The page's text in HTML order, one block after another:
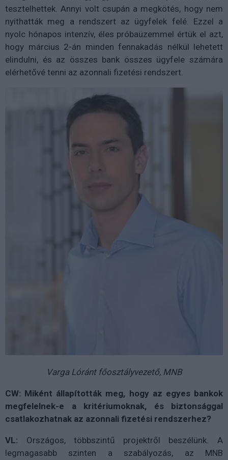
tesztelhettek. Annyi volt csupán a megkötés, hogy nem
nyithatták meg a rendszert az ügyfelek felé. Ezzel a
nyolc hónapos intenzív, éles próbaüzemmel értük el azt,
hogy március 2-án minden fennakadás nélkül lehetett
elindulni, és az összes bank összes ügyfele számára
elérhetővé tenni az azonnali fizetési rendszert.
Varga Lóránt főosztályvezető, MNB
CW: Miként állapították meg, hogy az egyes bankok
megfelelnek-e a kritériumoknak, és biztonsággal
csatlakozhatnak az azonnali fizetési rendszerhez?
VL: Országos, többszintű projektről beszélünk. A
legmagasabb szinten a szabályozás, az MNB